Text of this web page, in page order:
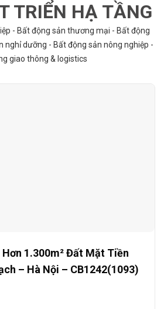
TRIỂN HẠ TẦNG
- Bất động sản thương mại - Bất động
nghỉ dưỡng - Bất động sản nông nghiệp -
giao thông & logistics
1.300m² Đất Mặt Tiền
– Hà Nội – CB1242(1093)